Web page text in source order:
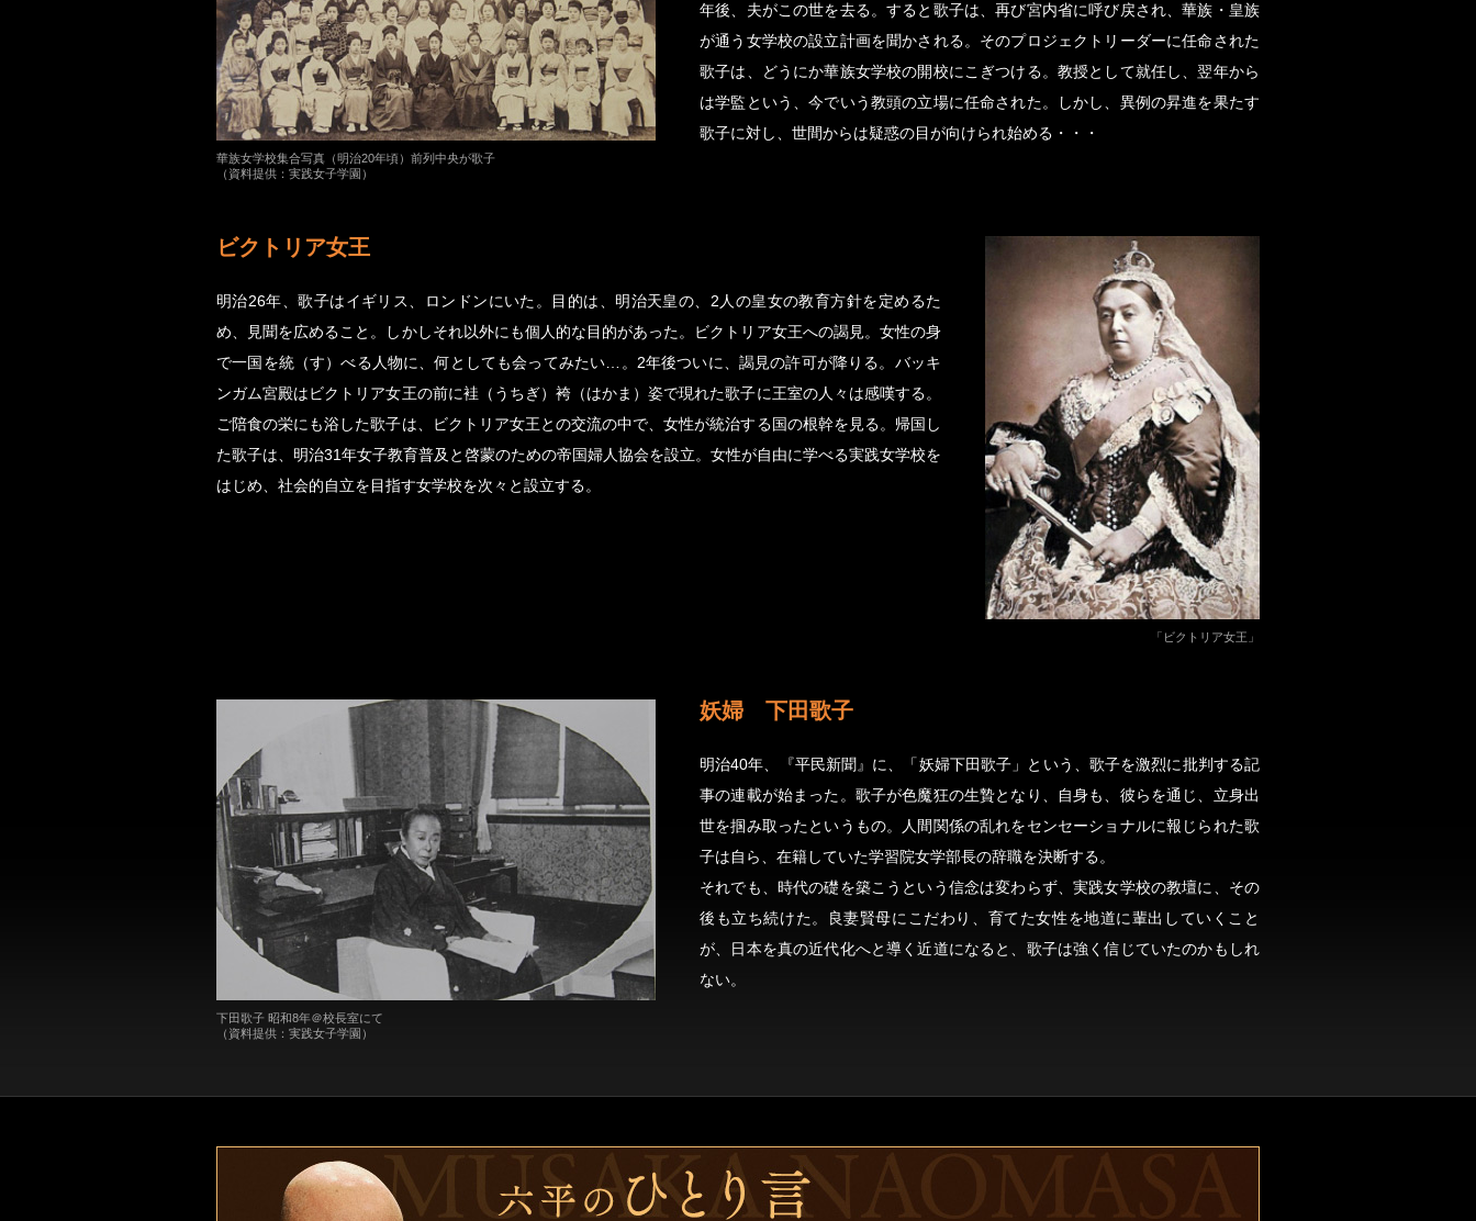
華族女学校集合写真（明治20年頃）前列中央が歌子
（資料提供：実践女子学園）
年後、夫がこの世を去る。すると歌子は、再び宮内省に呼び戻され、華族・皇族
が通う女学校の設立計画を聞かされる。そのプロジェクトリーダーに任命された
歌子は、どうにか華族女学校の開校にこぎつける。教授として就任し、翌年から
は学監という、今でいう教頭の立場に任命された。しかし、異例の昇進を果たす
歌子に対し、世間からは疑惑の目が向けられ始める・・・
「ビクトリア女王」
ビクトリア女王
明治26年、歌子はイギリス、ロンドンにいた。目的は、明治天皇の、2人の皇女の教育方針を定めるた
め、見聞を広めること。しかしそれ以外にも個人的な目的があった。ビクトリア女王への謁見。女性の身
で一国を統（す）べる人物に、何としても会ってみたい…。2年後ついに、謁見の許可が降りる。バッキ
ンガム宮殿はビクトリア女王の前に袿（うちぎ）袴（はかま）姿で現れた歌子に王室の人々は感嘆する。
ご陪食の栄にも浴した歌子は、ビクトリア女王との交流の中で、女性が統治する国の根幹を見る。帰国し
た歌子は、明治31年女子教育普及と啓蒙のための帝国婦人協会を設立。女性が自由に学べる実践女学校を
はじめ、社会的自立を目指す女学校を次々と設立する。
下田歌子 昭和8年＠校長室にて
（資料提供：実践女子学園）
妖婦 下田歌子
明治40年、『平民新聞』に、「妖婦下田歌子」という、歌子を激烈に批判する記
事の連載が始まった。歌子が色魔狂の生贄となり、自身も、彼らを通じ、立身出
世を掴み取ったというもの。人間関係の乱れをセンセーショナルに報じられた歌
子は自ら、在籍していた学習院女学部長の辞職を決断する。
それでも、時代の礎を築こうという信念は変わらず、実践女学校の教壇に、その
後も立ち続けた。良妻賢母にこだわり、育てた女性を地道に輩出していくこと
が、日本を真の近代化へと導く近道になると、歌子は強く信じていたのかもしれ
ない。